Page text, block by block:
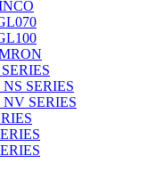
SERIES
SERIES